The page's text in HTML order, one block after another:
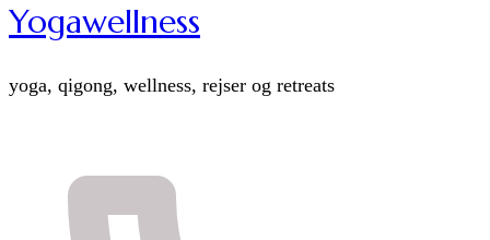
Yogawellness
yoga, qigong, wellness, rejser og retreats